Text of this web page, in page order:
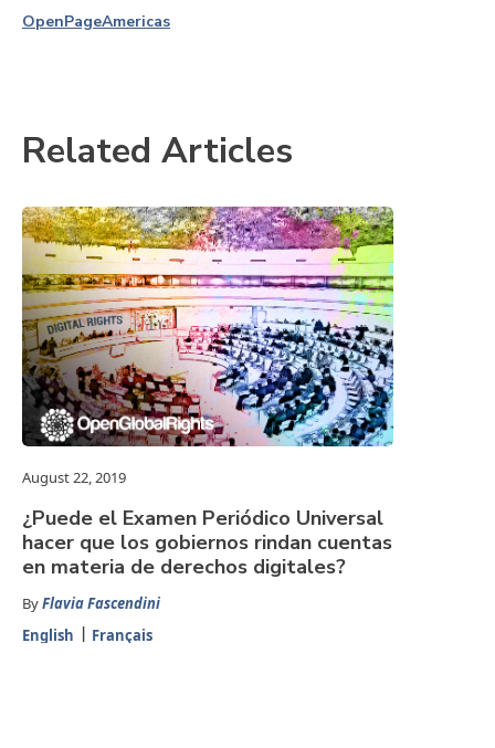
OpenPageAmericas
Related Articles
August 22, 2019
¿Puede el Examen Periódico Universal
hacer que los gobiernos rindan cuentas
en materia de derechos digitales?
ByFlavia Fascendini
English
Français